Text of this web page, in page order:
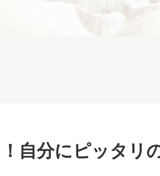
自分にピッタリ